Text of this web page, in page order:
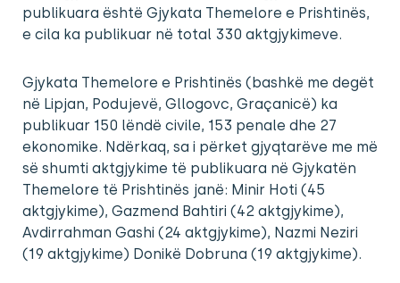
publikuara është Gjykata Themelore e Prishtinës,
e cila ka publikuar në total 330 aktgjykimeve.
Gjykata Themelore e Prishtinës (bashkë me degët
në Lipjan, Podujevë, Gllogovc, Graçanicë) ka
publikuar 150 lëndë civile, 153 penale dhe 27
ekonomike. Ndërkaq, sa i përket gjyqtarëve me më
së shumti aktgjykime të publikuara në Gjykatën
Themelore të Prishtinës janë: Minir Hoti (45
aktgjykime), Gazmend Bahtiri (42 aktgjykime),
Avdirrahman Gashi (24 aktgjykime), Nazmi Neziri
(19 aktgjykime) Donikë Dobruna (19 aktgjykime).